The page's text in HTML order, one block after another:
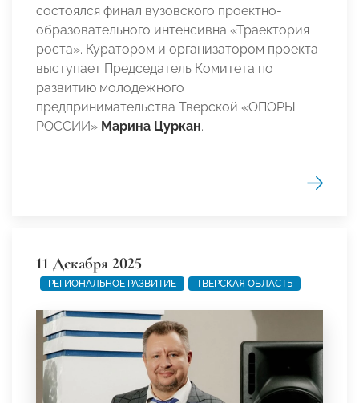
состоялся финал вузовского проектно-
образовательного интенсивна «Траектория
роста». Куратором и организатором проекта
выступает Председатель Комитета по
развитию молодежного
предпринимательства Тверской «ОПОРЫ
РОССИИ» Марина Цуркан.
11 Декабря 2025
РЕГИОНАЛЬНОЕ РАЗВИТИЕ ТВЕРСКАЯ ОБЛАСТЬ